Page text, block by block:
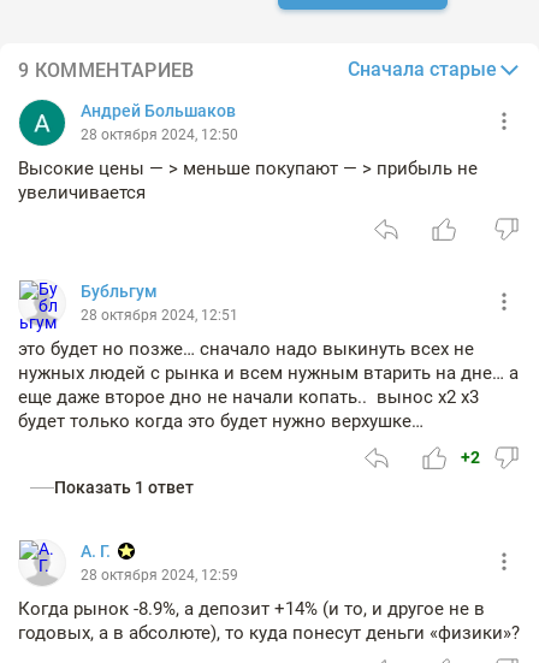
9 КОММЕНТАРИЕВ Сначала старые
Андрей Большаков
28 октября 2024, 12:50
Высокие цены — > меньше покупают — > прибыль не
увеличивается
Бубльгум
28 октября 2024, 12:51
это будет но позже… сначало надо выкинуть всех не
нужных людей с рынка и всем нужным втарить на дне… а
еще даже второе дно не начали копать.. вынос х2 х3
будет только когда это будет нужно верхушке…
+2
Показать 1 ответ
А. Г.
28 октября 2024, 12:59
Когда рынок -8.9%, а депозит +14% (и то, и другое не в
годовых, а в абсолюте), то куда понесут деньги «физики»?